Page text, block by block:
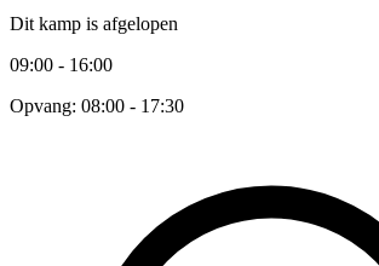
Dit kamp is afgelopen
09:00 - 16:00
Opvang: 08:00 - 17:30